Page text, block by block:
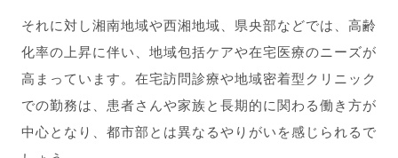
それに対し湘南地域や西湘地域、県央部などでは、高齢
化率の上昇に伴い、地域包括ケアや在宅医療のニーズが
高まっています。在宅訪問診療や地域密着型クリニック
での勤務は、患者さんや家族と長期的に関わる働き方が
中心となり、都市部とは異なるやりがいを感じられるで